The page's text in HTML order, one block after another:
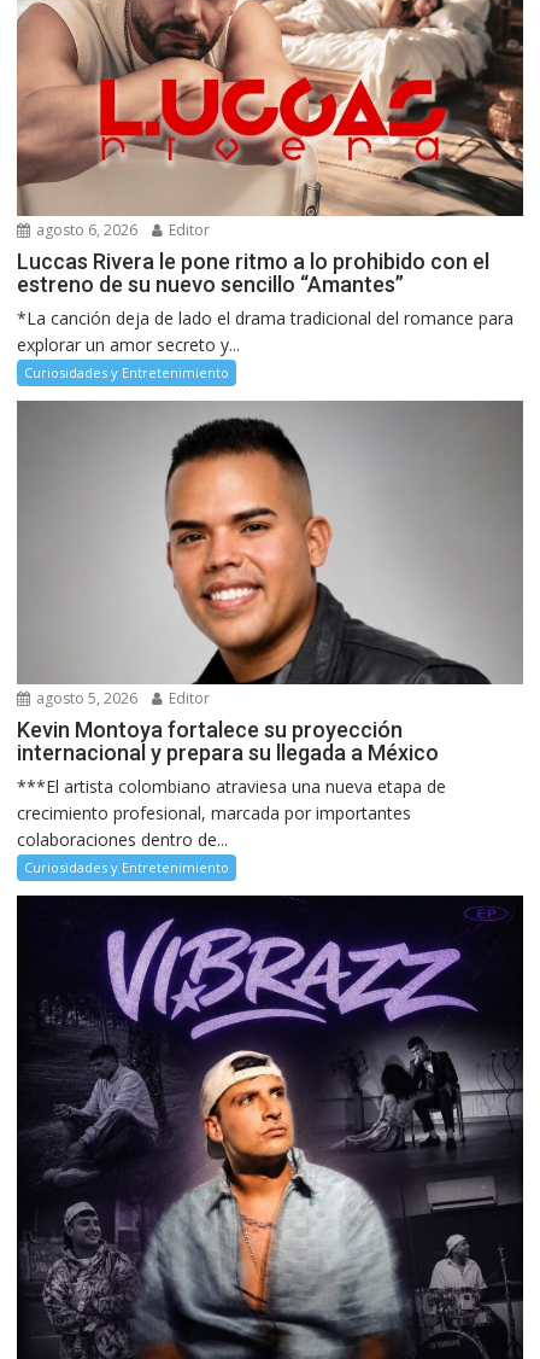
agosto 6, 2026 Editor
Luccas Rivera le pone ritmo a lo prohibido con el
estreno de su nuevo sencillo “Amantes”
*La canción deja de lado el drama tradicional del romance para
explorar un amor secreto y...
Curiosidades y Entretenimiento
agosto 5, 2026 Editor
Kevin Montoya fortalece su proyección
internacional y prepara su llegada a México
***El artista colombiano atraviesa una nueva etapa de
crecimiento profesional, marcada por importantes
colaboraciones dentro de...
Curiosidades y Entretenimiento